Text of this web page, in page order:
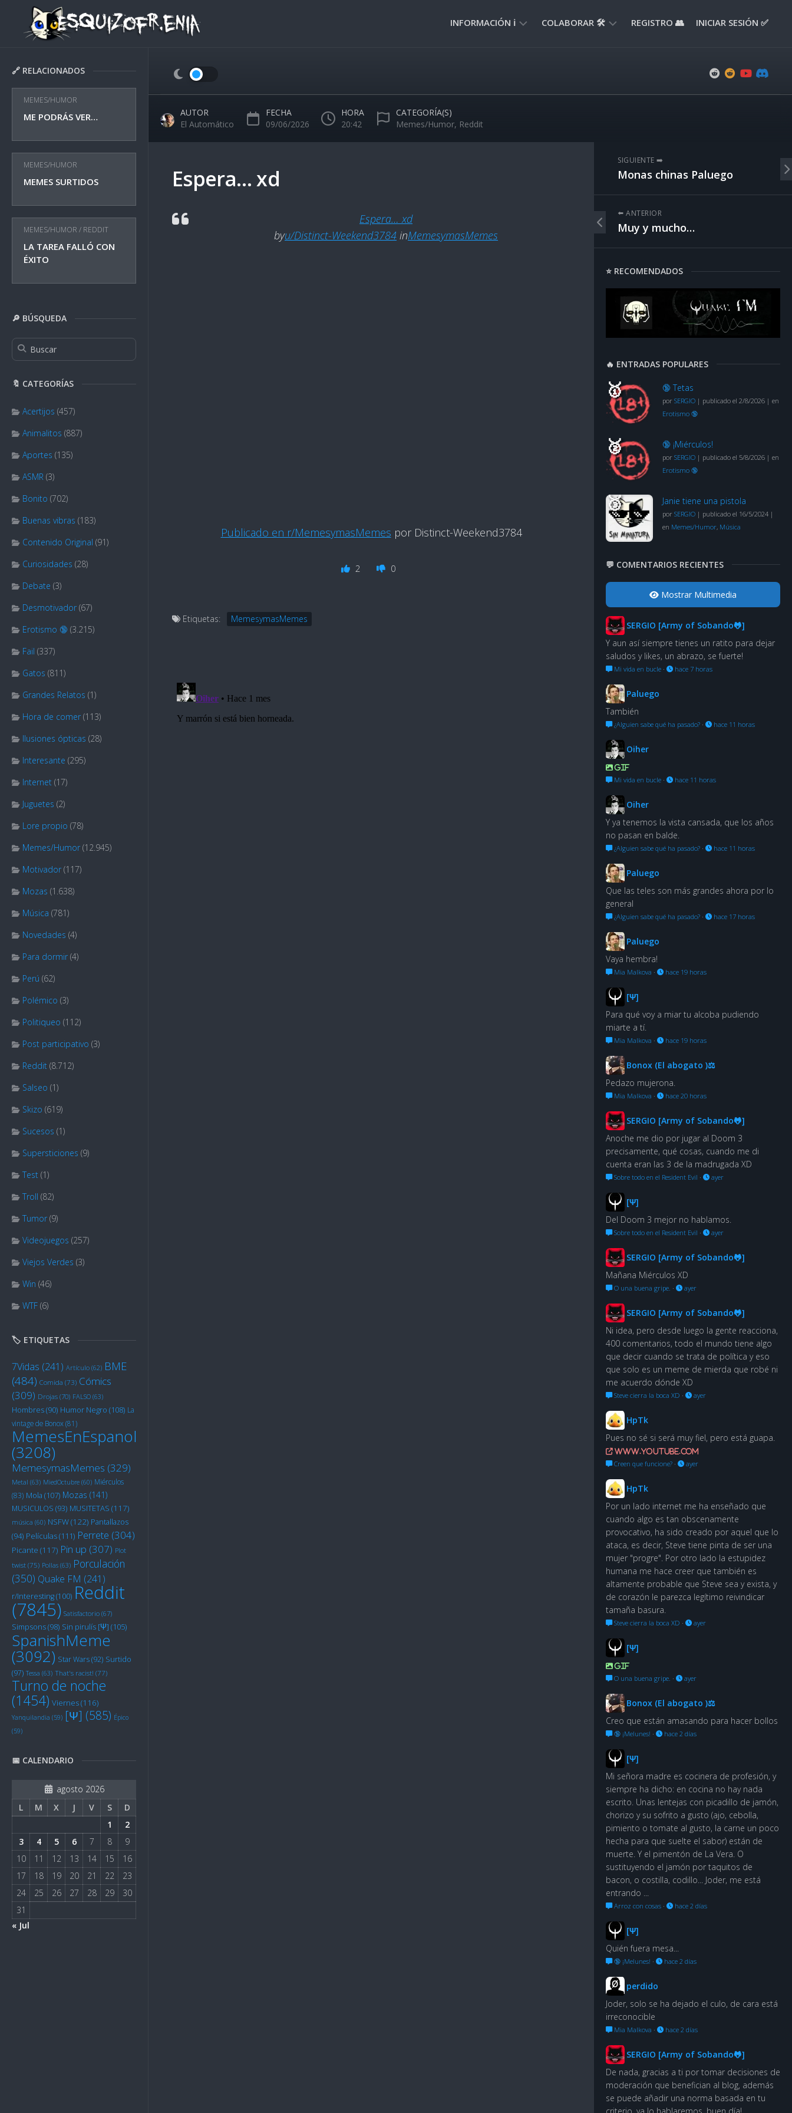
content
INFORMACIÓN ℹ️
NORMAS
USO
🚸
COLABORAR 🛠️ REGISTRO 👥 INICIAR SESIÓN ✅
🔗 RELACIONADOS
MEMES/HUMOR
ME PODRÁS VER…
MEMES/HUMOR
MEMES SURTIDOS
MEMES/HUMOR / REDDIT
LA TAREA FALLÓ CON
ÉXITO
🔎 BÚSQUEDA
🔖 CATEGORÍAS
Acertijos (457)
Animalitos (887)
Aportes (135)
ASMR (3)
Bonito (702)
Buenas vibras (183)
Contenido Original (91)
Curiosidades (28)
Debate (3)
Desmotivador (67)
Erotismo 🔞 (3.215)
Fail (337)
Gatos (811)
Grandes Relatos (1)
Hora de comer (113)
Ilusiones ópticas (28)
Interesante (295)
Internet (17)
Juguetes (2)
Lore propio (78)
Memes/Humor (12.945)
Motivador (117)
Mozas (1.638)
Música (781)
Novedades (4)
Para dormir (4)
Perú (62)
Polémico (3)
Politiqueo (112)
Post participativo (3)
Reddit (8.712)
Salseo (1)
Skizo (619)
Sucesos (1)
Supersticiones (9)
Test (1)
Troll (82)
Tumor (9)
Videojuegos (257)
Viejos Verdes (3)
Win (46)
WTF (6)
🏷️ ETIQUETAS
7Vidas (241) Artículo (62) BME
(484) Comida (73) Cómics
(309) Drojas (70) FALSO (63)
Hombres(90) Humor Negro (108) La
vintage de Bonox(81)
MemesEnEspanol
(3208)
MemesymasMemes (329)
Metal (63) MiedOctubre (60) Miérculos
(83) Mola (107) Mozas (141)
MUSICULOS (93) MUSITETAS (117)
música (60) NSFW(122) Pantallazos
(94) Películas(111) Perrete (304)
Picante (117) Pin up (307) Plot
twist (75) Pollas (63) Porculación
(350) Quake FM (241)
r/Interesting(100) Reddit
(7845) Satisfactorio (67)
Simpsons(98) Sin pirulís [Ψ] (105)
SpanishMeme
(3092) Star Wars(92) Surtido
(97) Tessa (63) That's racist! (77)
Turno de noche
(1454) Viernes(116)
Yanquilandia (59) [Ψ] (585) Épico
(59)
📅 CALENDARIO
agosto 2026
L
M X J V S
D
1
2
3
4 5 6 7 8
9
10
11 12 13 14 15
16
17
18 19 20 21 22
23
24
25 26 27 28 29
30
31
« Jul
AUTOR
El Automático
FECHA
09/06/2026
HORA
20:42
CATEGORÍA(S)
Memes/Humor, Reddit
Espera… xd
Espera… xd
byu/Distinct-Weekend3784 inMemesymasMemes
Publicado en r/MemesymasMemes por Distinct-Weekend3784
2 0
Etiquetas: MemesymasMemes
SIGUIENTE ➡️
Monas chinas Paluego
⬅️ ANTERIOR
Muy y mucho…
⭐ RECOMENDADOS
🔥 ENTRADAS POPULARES
🔞 Tetas
por SERGIO | publicado el 2/8/2026 | en
Erotismo 🔞
🔞 ¡Miérculos!
por SERGIO | publicado el 5/8/2026 | en
Erotismo 🔞
Janie tiene una pistola
por SERGIO | publicado el 16/5/2024 |
en Memes/Humor, Música
💬 COMENTARIOS RECIENTES
Mostrar Multimedia
SERGIO [Army of Sobando🐸]
Y aun así siempre tienes un ratito para dejar
saludos y likes, un abrazo, se fuerte!
Mi vida en bucle · hace 7 horas
Paluego
También
¿Alguien sabe qué ha pasado? · hace 11 horas
Oiher
GIF
Mi vida en bucle · hace 11 horas
Oiher
Y ya tenemos la vista cansada, que los años
no pasan en balde.
¿Alguien sabe qué ha pasado? · hace 11 horas
Paluego
Que las teles son más grandes ahora por lo
general
¿Alguien sabe qué ha pasado? · hace 17 horas
Paluego
Vaya hembra!
Mia Malkova · hace 19 horas
[Ψ]
Para qué voy a miar tu alcoba pudiendo
miarte a tí.
Mia Malkova · hace 19 horas
Bonox (El abogato )⚖
Pedazo mujerona.
Mia Malkova · hace 20 horas
SERGIO [Army of Sobando🐸]
Anoche me dio por jugar al Doom 3
precisamente, qué cosas, cuando me di
cuenta eran las 3 de la madrugada XD
Sobre todo en el Resident Evil · ayer
[Ψ]
Del Doom 3 mejor no hablamos.
Sobre todo en el Resident Evil · ayer
SERGIO [Army of Sobando🐸]
Mañana Miérculos XD
O una buena gripe. · ayer
SERGIO [Army of Sobando🐸]
Ni idea, pero desde luego la gente reacciona,
400 comentarios, todo el mundo tiene algo
que decir cuando se trata de política y eso
que solo es un meme de mierda que robé ni
me acuerdo dónde XD
Steve cierra la boca XD · ayer
HpTk
Pues no sé si será muy fiel, pero está guapa.
www.youtube.com
Creen que funcione? · ayer
HpTk
Por un lado internet me ha enseñado que
cuando algo es tan obscenamente
provocativo, ha sido creado por aquel que lo
ataca, es decir, Steve tiene pinta de ser una
mujer "progre". Por otro lado la estupidez
humana me hace creer que también es
altamente probable que Steve sea y exista, y
de corazón le parezca legítimo reivindicar
tamaña basura.
Steve cierra la boca XD · ayer
[Ψ]
GIF
O una buena gripe. · ayer
Bonox (El abogato )⚖
Creo que están amasando para hacer bollos
🔞 ¡Melunes! · hace 2 días
[Ψ]
Mi señora madre es cocinera de profesión, y
siempre ha dicho: en cocina no hay nada
escrito. Unas lentejas con picadillo de jamón,
chorizo y su sofrito a gusto (ajo, cebolla,
pimiento o tomate al gusto, la carne un poco
hecha para que suelte el sabor) están de
muerte. Y el pimentón de La Vera. O
sustituyendo el jamón por taquitos de
bacon, o costilla, codillo... Joder, me está
entrando ...
Arroz con cosas · hace 2 días
[Ψ]
Quién fuera mesa...
🔞 ¡Melunes! · hace 2 días
perdido
Joder, solo se ha dejado el culo, de cara está
irreconocible
Mia Malkova · hace 2 días
SERGIO [Army of Sobando🐸]
De nada, gracias a ti por tomar decisiones de
moderación que benefician al blog, además
se puede añadir una norma basada en tu